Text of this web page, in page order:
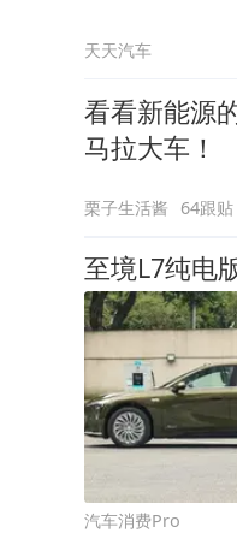
天天汽车
看看新能源
马拉大车！
栗子生活酱 64跟贴
至境L7纯电
汽车消费Pro